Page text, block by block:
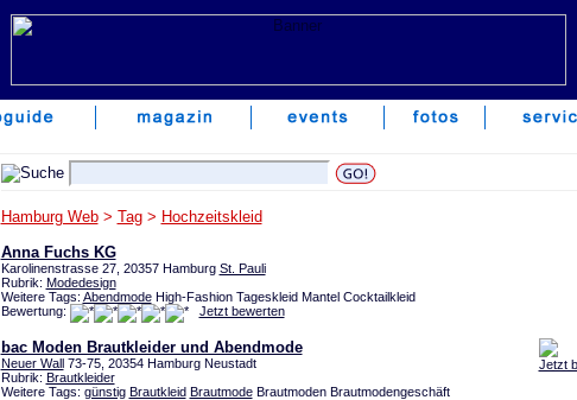
Hamburg Web> Tag> Hochzeitskleid
Anna Fuchs KG
Karolinenstrasse 27, 20357 Hamburg St. Pauli
Rubrik: Modedesign
Weitere Tags: AbendmodeHigh-Fashion Tageskleid Mantel Cocktailkleid
Bewertung:
Jetzt bewerten
Jetzt
bac Moden Brautkleider und Abendmode
Neuer Wall73-75, 20354 Hamburg Neustadt
Rubrik: Brautkleider
Weitere Tags: günstig Brautkleid BrautmodeBrautmoden Brautmodengeschäft